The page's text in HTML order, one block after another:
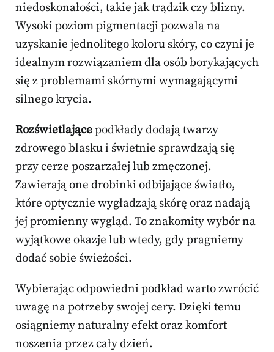
niedoskonałości, takie jak trądzik czy blizny.
Wysoki poziom pigmentacji pozwala na
uzyskanie jednolitego koloru skóry, co czyni je
idealnym rozwiązaniem dla osób borykających
się z problemami skórnymi wymagającymi
silnego krycia.
Rozświetlającepodkłady dodają twarzy
zdrowego blasku i świetnie sprawdzają się
przy cerze poszarzałej lub zmęczonej.
Zawierają one drobinki odbijające światło,
które optycznie wygładzają skórę oraz nadają
jej promienny wygląd. To znakomity wybór na
wyjątkowe okazje lub wtedy, gdy pragniemy
dodać sobie świeżości.
Wybierając odpowiedni podkład warto zwrócić
uwagę na potrzeby swojej cery. Dzięki temu
osiągniemy naturalny efekt oraz komfort
noszenia przez cały dzień.